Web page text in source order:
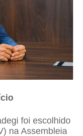
foi escolhido
na Assembleia